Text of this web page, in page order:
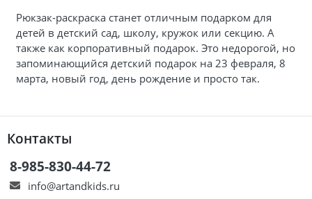
Рюкзак-раскраска станет отличным подарком для
детей в детский сад, школу, кружок или секцию. А
также как корпоративный подарок. Это недорогой, но
запоминающийся детский подарок на 23 февраля, 8
марта, новый год, день рождение и просто так.
Контакты
8-985-830-44-72
info@artandkids.ru